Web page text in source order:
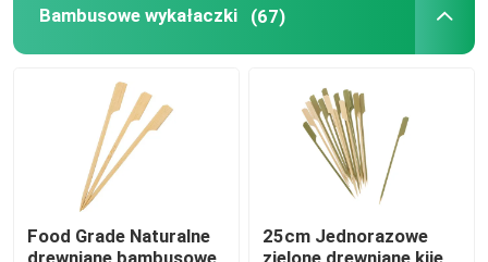
Bambusowe wykałaczki (67)
Food Grade Naturalne
drewniane bambusowe
25cm Jednorazowe
zielone drewniane kije